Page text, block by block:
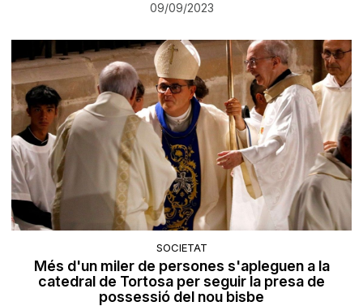
09/09/2023
SOCIETAT
Més d'un miler de persones s'apleguen a la
catedral de Tortosa per seguir la presa de
possessió del nou bisbe